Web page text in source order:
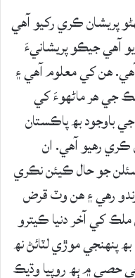
پريشان ڪري رکيو آھي
آھي جيڪو پريشانيءَ
ھن کي معلوم آھي ۽
جي ھر ماڻھوءَ کي
باوجود بھ پاڪستان
رھيو آھي. ان
جو حال ڪيئن نڪري
رھي ۽ ھن وٽ قرض
کي آخر دنيا ڪيترو
پنھنجي موڙي لٽائڻ نھ
حصي ۾ ٻھ روپيا وڌيڪ